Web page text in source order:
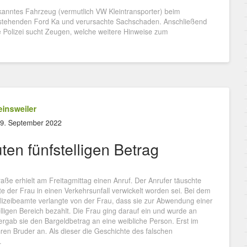
Fahrzeug (vermutlich VW Kleintransporter) beim
Ford Ka und verursachte Sachschaden. Anschließend
sucht Zeugen, welche weitere Hinweise zum
September 2022
fünfstelligen Betrag
erhielt am Freitagmittag einen Anruf. Der Anrufer täuschte
der Frau in einen Verkehrsunfall verwickelt worden sei. Bei dem
verlangte von der Frau, dass sie zur Abwendung einer
Bereich bezahlt. Die Frau ging darauf ein und wurde an
sie den Bargeldbetrag an eine weibliche Person. Erst im
Bruder an. Als dieser die Geschichte des falschen